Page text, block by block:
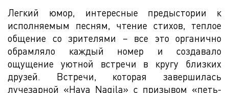
Легкий юмор, интересные предыстории к
исполняемым песням, чтение стихов, теплое
общение со зрителями – все это органично
обрамляло каждый номер и создавало
ощущение уютной встречи в кругу близких
друзей. Встречи, которая завершилась
лучезарной «Hava Nagila» с призывом «петь-